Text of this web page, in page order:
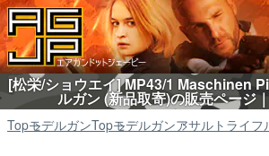
[松栄/ショウエイ] MP43/1 Maschinen
ルガン (新品取寄)の販売ページ
TopモデルガンTopモデルガンアサルトライフ